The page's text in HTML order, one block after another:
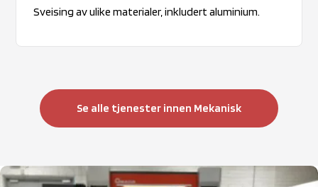
Sveising av ulike materialer, inkludert aluminium.
Se alle tjenester innen Mekanisk